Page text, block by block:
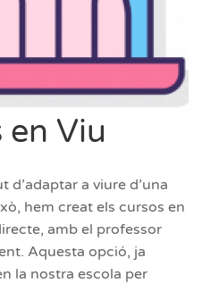
en Viu
a viure d’una
hem creat els cursos en
amb el professor
Aquesta opció, ja
la nostra escola per